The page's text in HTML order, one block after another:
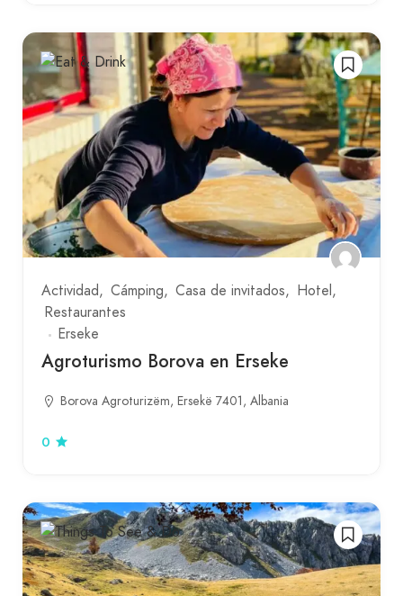
Actividad Cámping Casa de invitados
Hotel
Restaurantes
Erseke
Agroturismo Borova en Erseke
Borova Agroturizëm, Ersekë 7401, Albania
0